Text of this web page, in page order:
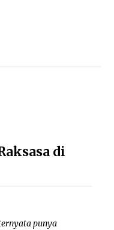
di
punya